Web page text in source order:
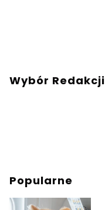
Wybór Redakcji
Popularne